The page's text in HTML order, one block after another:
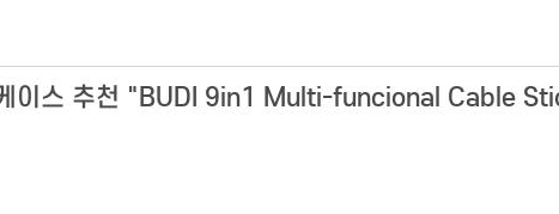
이스 추천 "BUDI 9in1 Multi-funcional Cable